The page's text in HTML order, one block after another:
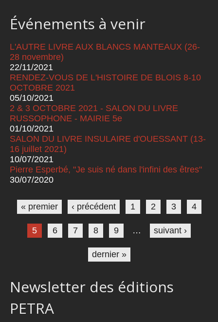
Événements à venir
L'AUTRE LIVRE AUX BLANCS MANTEAUX (26-
28 novembre)
22/11/2021
RENDEZ-VOUS DE L'HISTOIRE DE BLOIS 8-10
OCTOBRE 2021
05/10/2021
2 & 3 OCTOBRE 2021 - SALON DU LIVRE
RUSSOPHONE - MAIRIE 5e
01/10/2021
SALON DU LIVRE INSULAIRE d'OUESSANT (13-
16 juillet 2021)
10/07/2021
Pierre Esperbé, "Je suis né dans l'infini des êtres"
30/07/2020
Pages
« premier ‹ précédent 1 2 3 4
5 6 7 8 9 … suivant ›
dernier »
Newsletter des éditions
PETRA